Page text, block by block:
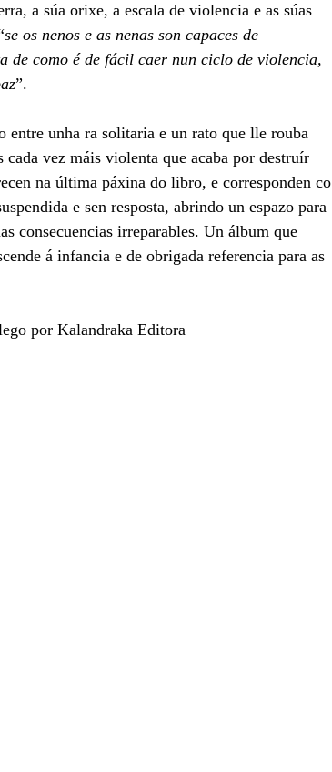
a súa orixe, a escala de violencia e as súas
se os nenos e as nenas son capaces de
de como é de fácil caer nun ciclo de violencia,
”.
unha ra solitaria e un rato que lle rouba
vez máis violenta que acaba por destruír
na última páxina do libro, e corresponden co
e sen resposta, abrindo un espazo para
consecuencias irreparables. Un álbum que
á infancia e de obrigada referencia para as
por Kalandraka Editora